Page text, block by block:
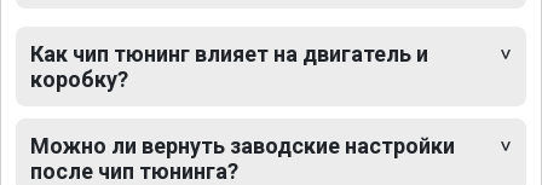
Как чип тюнинг влияет на двигатель и
коробку?
Можно ли вернуть заводские настройки
после чип тюнинга?